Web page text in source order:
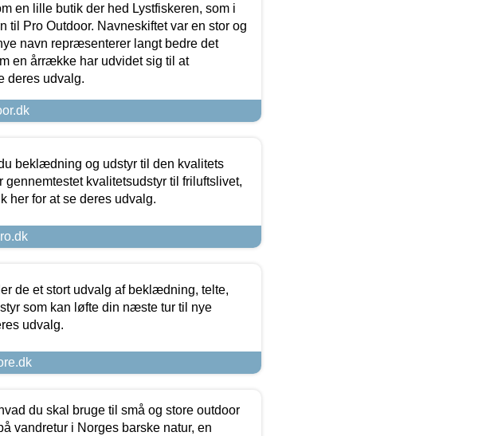
en lille butik der hed Lystfiskeren, som i
til Pro Outdoor. Navneskiftet var en stor og
navn repræsenterer langt bedre det
en årrække har udvidet sig til at
deres udvalg.
beklædning og udstyr til den kvalitets
gennemtestet kvalitetsudstyr til friluftslivet,
her for at se deres udvalg.
de et stort udvalg af beklædning, telte,
som kan løfte din næste tur til nye
udvalg.
du skal bruge til små og store outdoor
vandretur i Norges barske natur, en